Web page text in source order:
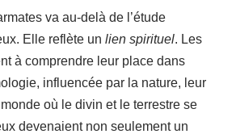
va au-delà de l’étude
Elle reflète un lien spirituel. Les
à comprendre leur place dans
influencée par la nature, leur
où le divin et le terrestre se
devenaient non seulement un